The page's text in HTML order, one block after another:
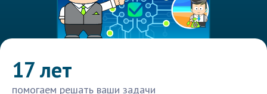
17 лет
помогаем решать ваши задачи